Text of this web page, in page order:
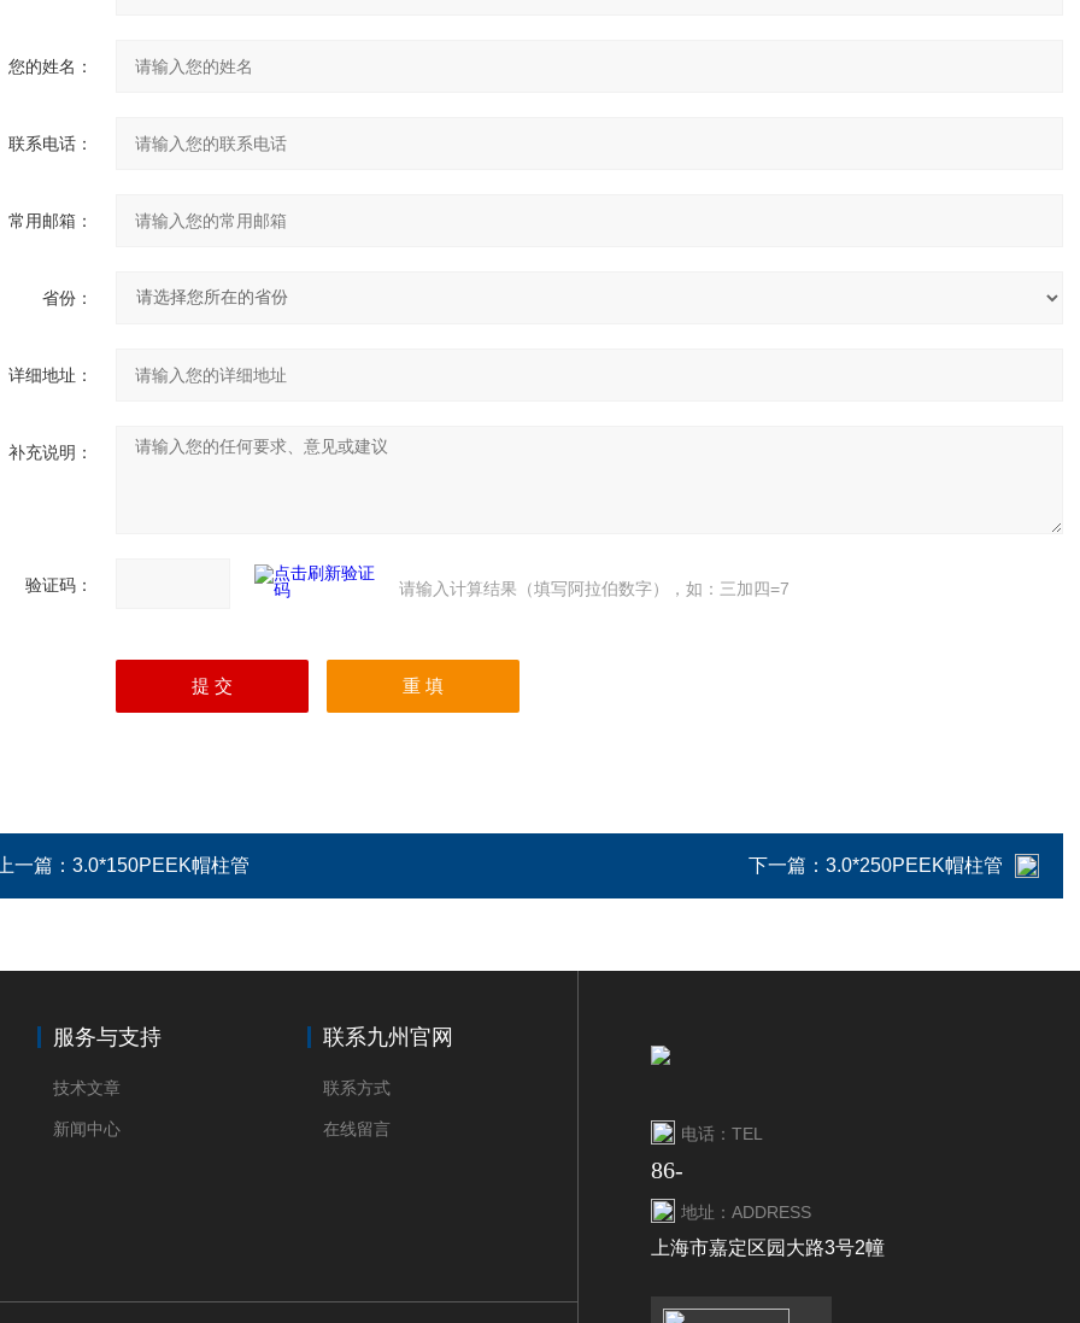
您的姓名：
联系电话：
常用邮箱：
省份：
详细地址：
补充说明：
验证码： 请输入计算结果（填写阿拉伯数字），如：三加四=7
一篇： 3.0*150PEEK帽柱管 下一篇： 3.0*250PEEK帽柱管
服务与支持
技术文章
新闻中心
联系九州官网
联系方式
在线留言 电话：TEL
86-
地址：ADDRESS
上海市嘉定区园大路3号2幢